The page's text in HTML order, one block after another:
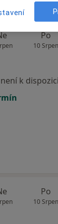
Po
10 Srpen
k dispozici
Po
10 Srpen